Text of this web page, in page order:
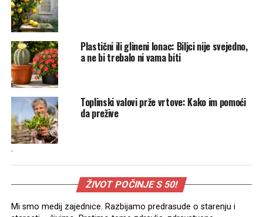
Plastični ili glineni lonac: Biljci nije svejedno,
a ne bi trebalo ni vama biti
Toplinski valovi prže vrtove: Kako im pomoći
da prežive
.
ŽIVOT POČINJE S 50!
Mi smo medij zajednice. Razbijamo predrasude o starenju i